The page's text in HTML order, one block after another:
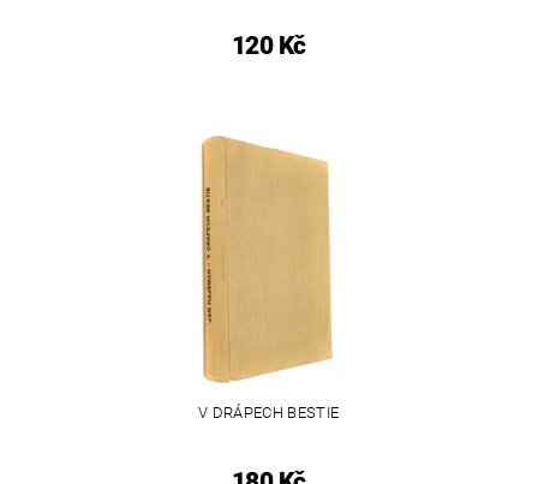
120 Kč
V DRÁPECH BESTIE